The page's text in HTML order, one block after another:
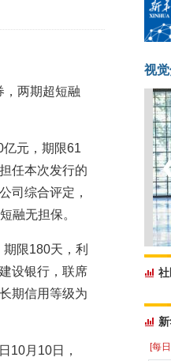
净投放300亿元 短端资金利率明显下行
轮冲击 债市回调十年期债表现最弱
斗收官之星发射成功，全产业链解析
两期超短融
元，期限61
任本次发行的
司综合评定，
融无担保。
限180天，利
设银行，联席
期信用等级为
10月10日，
视
[每